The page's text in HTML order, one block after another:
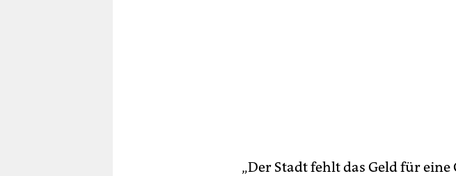
„Der Stadt fehlt das Geld für